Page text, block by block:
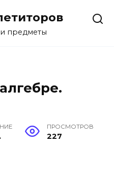
предметы
ПРОСМОТРОВ
227